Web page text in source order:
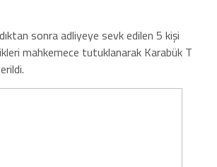
sonra adliyeye sevk edilen 5 kişi
mahkemece tutuklanarak Karabük T